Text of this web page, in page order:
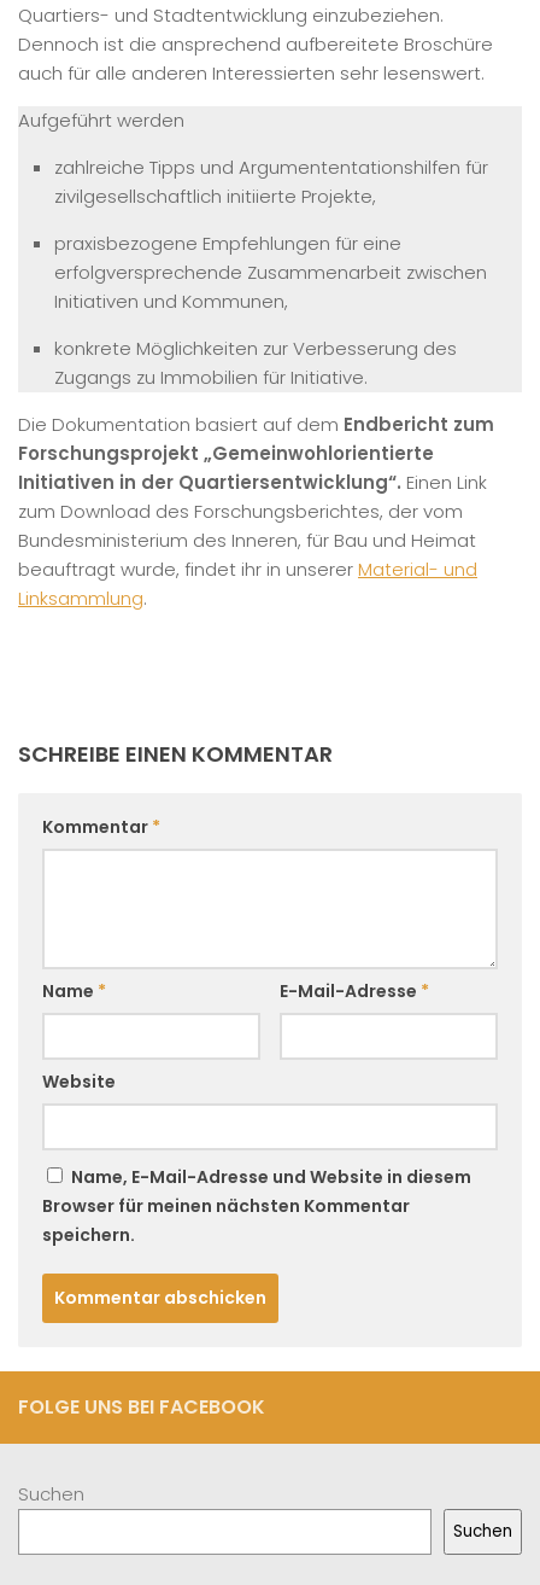
Quartiers- und Stadtentwicklung einzubeziehen.
Dennoch ist die ansprechend aufbereitete Broschüre
auch für alle anderen Interessierten sehr lesenswert.
Aufgeführt werden
zahlreiche Tipps und Argumententationshilfen für
zivilgesellschaftlich initiierte Projekte,
praxisbezogene Empfehlungen für eine
erfolgversprechende Zusammenarbeit zwischen
Initiativen und Kommunen,
konkrete Möglichkeiten zur Verbesserung des
Zugangs zu Immobilien für Initiative.
Die Dokumentation basiert auf dem Endbericht zum
Forschungsprojekt „Gemeinwohlorientierte
Initiativen in der Quartiersentwicklung“. Einen Link
zum Download des Forschungsberichtes, der vom
Bundesministerium des Inneren, für Bau und Heimat
beauftragt wurde, findet ihr in unsererMaterial- und
Linksammlung.
SCHREIBE EINEN KOMMENTAR
Kommentar *
Name * E-Mail-Adresse *
Website
Name, E-Mail-Adresse und Website in diesem
Browser für meinen nächsten Kommentar
speichern.
FOLGE UNS BEI FACEBOOK
Suchen
Suchen